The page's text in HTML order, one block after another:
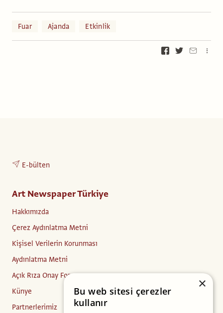
Fuar Ajanda Etkinlik
E-bülten
Art Newspaper Türkiye
Hakkımızda
Çerez Aydınlatma Metni
Kişisel Verilerin Korunması
Aydınlatma Metni
Açık Rıza Onay Formu
Künye
Partnerlerimiz
×
Bu web sitesi çerezler
kullanır